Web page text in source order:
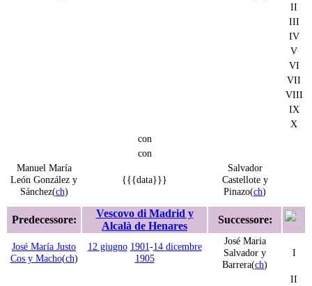
II
III
IV
V
VI
VII
VIII
IX
X
con
con
Manuel María
León González y
Sánchez(ch)
{{{data}}}
Salvador
Castellote y
Pinazo(ch)
Predecessore:
Vescovo di Madrid y
Alcalà de Henares
Successore:
José María Justo
Cos y Macho(ch)
12 giugno 1901-14 dicembre
1905
José Maria
Salvador y
Barrera(ch)
I
II